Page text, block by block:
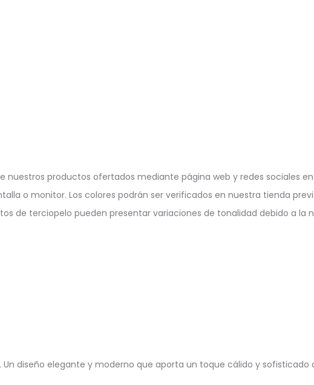
de nuestros productos ofertados mediante página web y redes
o monitor. Los colores podrán ser verificados en nuestra tienda
de terciopelo pueden presentar variaciones de tonalidad debido a la
diseño elegante y moderno que aporta un toque cálido y sofisticado